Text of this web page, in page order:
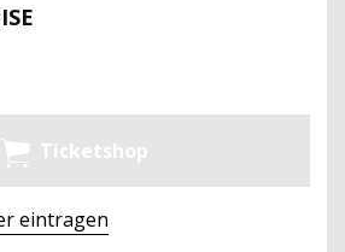
Ticketshop
eintragen